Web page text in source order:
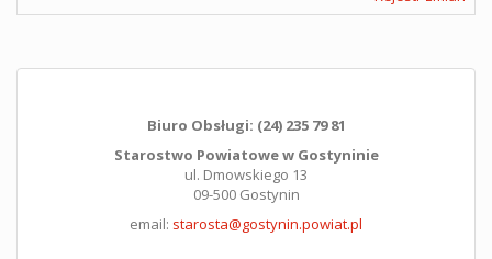
Biuro Obsługi: (24) 235 79 81
Starostwo Powiatowe w Gostyninie
ul. Dmowskiego 13
09-500 Gostynin
email: starosta@gostynin.powiat.pl